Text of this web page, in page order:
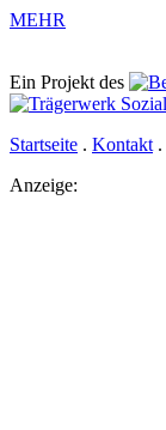
MEHR
Ein Projekt des
Startseite . Kontakt.
Anzeige: